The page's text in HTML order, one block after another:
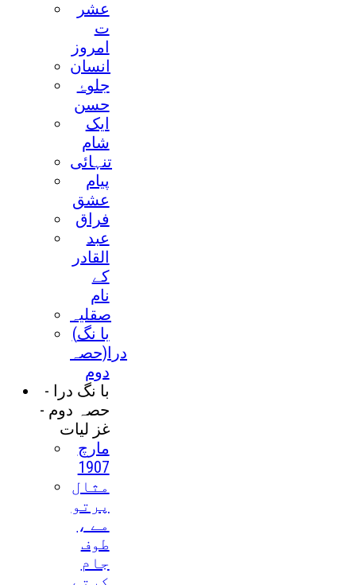
عشر
ت
امروز
انسان
جلوۂ
حسن
ايک
شام
تنہائی
پيام
عشق
فراق
عبد
القادر
کے
نام
صقليہ
(با نگ
درا(حصہ
دوم
با نگ درا -
حصہ دوم -
غز ليات
مارچ
1907
مثال
پرتو
مے ،
طوف
جام